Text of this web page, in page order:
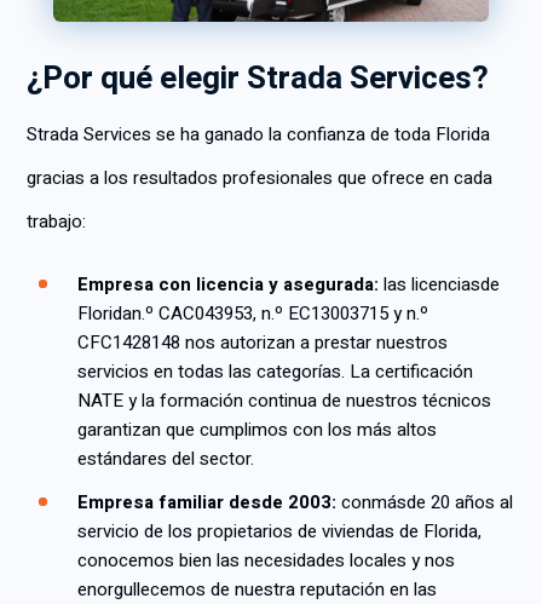
¿Por qué elegir Strada Services?
Strada Services se ha ganado la confianza de toda Florida
gracias a los resultados profesionales que ofrece en cada
trabajo:
Empresa con licencia y asegurada: las licenciasde
Floridan.º CAC043953, n.º EC13003715 y n.º
CFC1428148 nos autorizan a prestar nuestros
servicios en todas las categorías. La certificación
NATE y la formación continua de nuestros técnicos
garantizan que cumplimos con los más altos
estándares del sector.
Empresa familiar desde 2003: conmásde 20 años al
servicio de los propietarios de viviendas de Florida,
conocemos bien las necesidades locales y nos
enorgullecemos de nuestra reputación en las